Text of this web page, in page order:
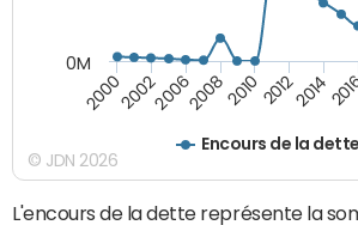
Encours de la dette
20002002200620082010 20122014
0M
© JDN 2026
L'encours de la dette représente la